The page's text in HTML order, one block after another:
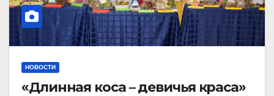
НОВОСТИ
«Длинная коса – девичья краса»